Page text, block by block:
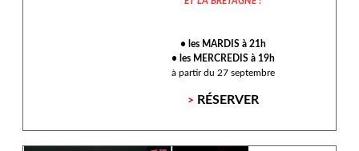
• les MARDIS à 21h
• les MERCREDIS à 19h
à partir du 27 septembre
> RÉSERVER